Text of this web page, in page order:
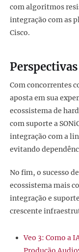
com algoritmos
integração com as
Cisco.
Com concorrentes
aposta em sua
ecossistema de
com suporte a
integração com a
evitando
No fim, o sucesso
ecossistema mais
integração e
crescente
Veo 3: Como a